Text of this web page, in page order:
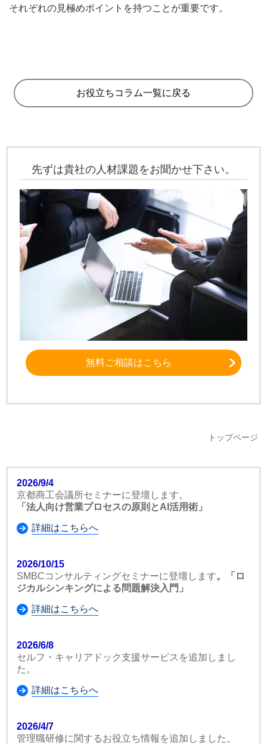
それぞれの見極めポイントを持つことが重要です。
お役立ちコラム一覧に戻る
先ずは貴社の人材課題をお聞かせ下さい。
無料ご相談はこちら
トップページ
2026/9/4
京都商工会議所セミナーに登壇します。
「法人向け営業プロセスの原則とAI活用術」
詳細はこちらへ
2026/10/15
SMBCコンサルティングセミナーに登壇します。「ロ
ジカルシンキングによる問題解決入門」
詳細はこちらへ
2026/6/8
セルフ・キャリアドック支援サービスを追加しまし
た。
詳細はこちらへ
2026/4/7
管理職研修に関するお役立ち情報を追加しました。